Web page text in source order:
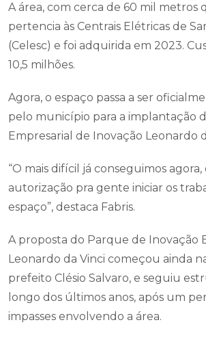
A área, com cerca de 60 mil metros
pertencia às Centrais Elétricas de
(Celesc) e foi adquirida em 2023.
10,5 milhões.
Agora, o espaço passa a ser
pelo município para a implantação
Empresarial de Inovação Leonardo
“O mais difícil já conseguimos agora,
autorização pra gente iniciar os
espaço”, destaca Fabris.
A proposta do Parque de Inovação
Leonardo da Vinci começou ainda
prefeito Clésio Salvaro, e seguiu
longo dos últimos anos, após um
impasses envolvendo a área.